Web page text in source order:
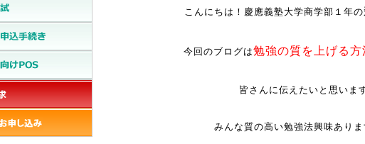
こんにちは！慶應義塾大学商学部１年の
今回のブログは勉強の質を上げる方
皆さんに伝えたいと思いま
みんな質の高い勉強法興味ありま